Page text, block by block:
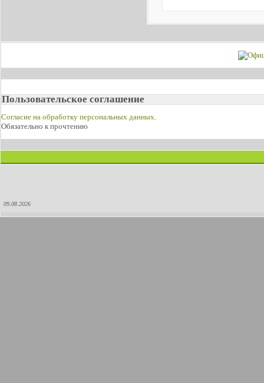
Пользовательское соглашение
Согласие на обработку персональных данных.
Обязательно к прочтению
09.08.2026